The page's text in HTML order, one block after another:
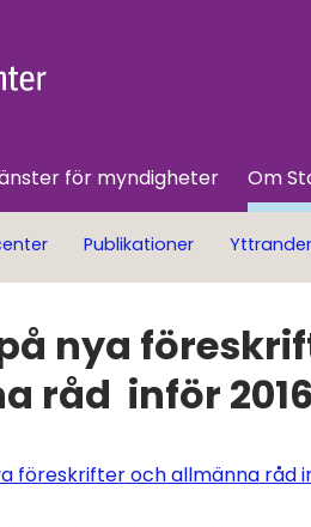
för myndigheter Om
Publikationer
nya
råd  inför 2016
föreskrifter och allmänna råd